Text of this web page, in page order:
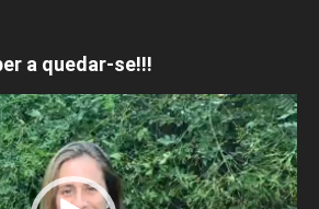
a quedar-se!!!